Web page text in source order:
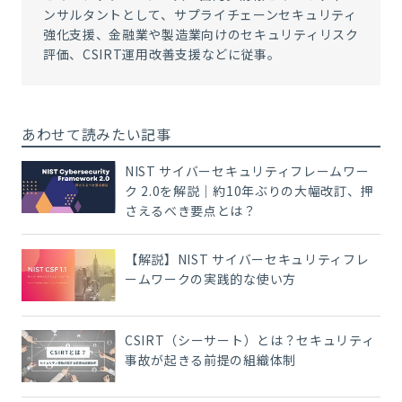
ンサルタントとして、サプライチェーンセキュリティ
強化支援、金融業や製造業向けのセキュリティリスク
評価、CSIRT運用改善支援などに従事。
あわせて読みたい記事
NIST サイバーセキュリティフレームワー
ク 2.0を解説｜約10年ぶりの大幅改訂、押
さえるべき要点とは？
【解説】NIST サイバーセキュリティフレ
ームワークの実践的な使い方
CSIRT（シーサート）とは？セキュリティ
事故が起きる前提の組織体制